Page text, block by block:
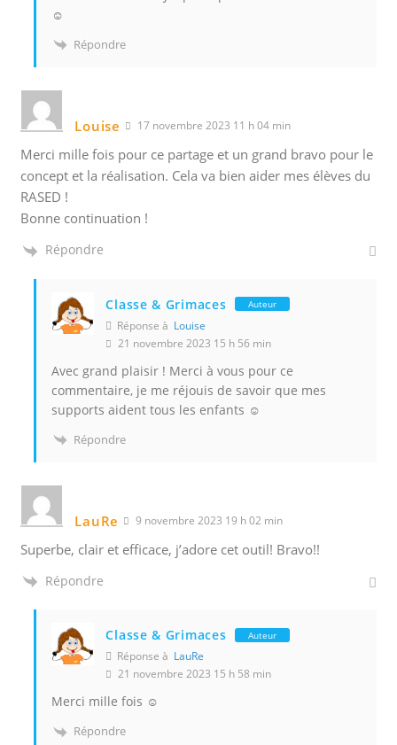
☺️
Répondre
Louise 17 novembre 2023 11 h 04 min
Merci mille fois pour ce partage et un grand bravo pour le
concept et la réalisation. Cela va bien aider mes élèves du
RASED !
Bonne continuation !
Répondre
Classe & Grimaces Auteur
Réponse à Louise
21 novembre 2023 15 h 56 min
Avec grand plaisir ! Merci à vous pour ce
commentaire, je me réjouis de savoir que mes
supports aident tous les enfants ☺️
Répondre
LauRe 9 novembre 2023 19 h 02 min
Superbe, clair et efficace, j’adore cet outil! Bravo!!
Répondre
Classe & Grimaces Auteur
Réponse à LauRe
21 novembre 2023 15 h 58 min
Merci mille fois ☺️
Répondre